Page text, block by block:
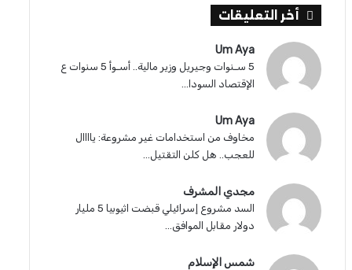
أخر التعليقات
Um Aya
5 سـنوات وجيريل وزير مالية.. أسـوأ 5 سنوات ع
الإقتصاد السودا...
Um Aya
مخاوف من استخدامات غير مشروعة: ياااال
للعجب.. هل كلن التقتيل...
مجدي المشرف
السد مشروع إسرائيلي قبضت اثيوبيا 5 مليار
دولار مقابل الموافق...
شمس الإسلام